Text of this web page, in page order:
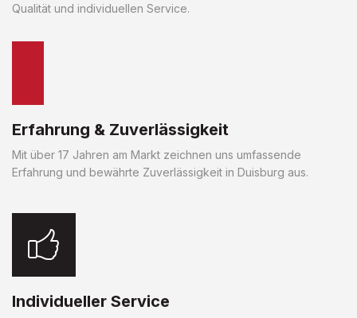
Qualität und individuellen Service.
Erfahrung & Zuverlässigkeit
Mit über 17 Jahren am Markt zeichnen uns umfassende
Erfahrung und bewährte Zuverlässigkeit in Duisburg aus.
Individueller Service